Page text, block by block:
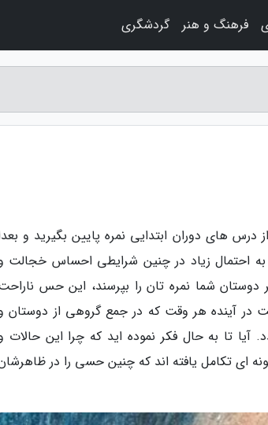
یکی از درس های دوران ابتدایی نمره پایین بگیرید و
کلاس شما نمره های 19 یا 20 گرفته اند؟ به احتمال زیاد در چنین شرایطی احساس خجالت
شما نمره تان را بپرسند، این حس
آینده هر وقت که در جمع گروهی از دوستان
تا به حال فکر نموده اید که چرا این حالات
ای تکامل یافته اند که چنین حسی را در
فرهنگ و هنر گردشگری